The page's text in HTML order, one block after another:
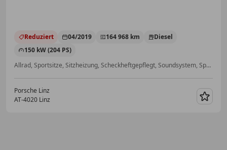
Reduziert 04/2019 164 968 km
Diesel
150 kW (204 PS)
Allrad, Sportsitze, Sitzheizung, Scheckheftgepflegt, Soundsystem, Spurhalteassistent, Verkehrszeichenerkennung, LED-Scheinwerfer
Porsche Linz
AT-4020 Linz